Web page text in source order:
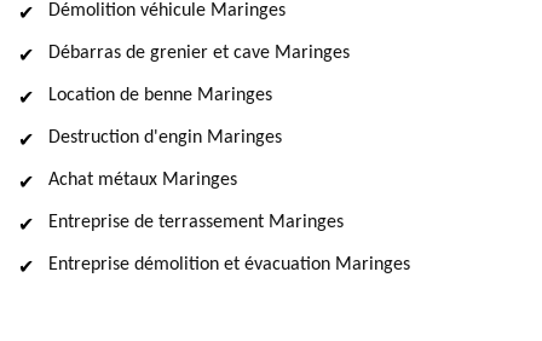
Démolition véhicule Maringes
Débarras de grenier et cave Maringes
Location de benne Maringes
Destruction d'engin Maringes
Achat métaux Maringes
Entreprise de terrassement Maringes
Entreprise démolition et évacuation Maringes